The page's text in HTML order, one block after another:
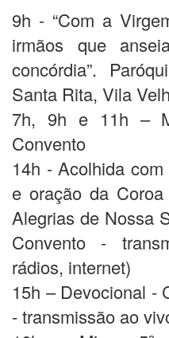
9h - “Com a
irmãos que
concórdia”.
Santa Rita, Vila
7h, 9h e 11h –
Convento
14h - Acolhida
e oração da
Alegrias de Nossa
Convento -
rádios, internet)
15h – Devocional -
- transmissão ao